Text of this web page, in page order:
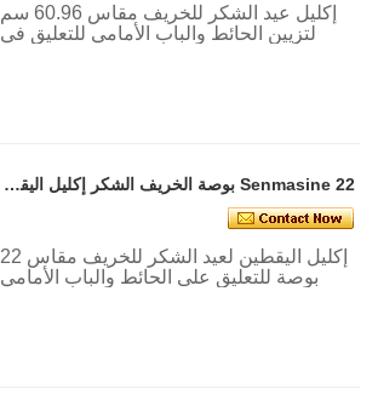
إكليل عيد الشكر للخريف مقاس 60.96 سم
لتزيين الحائط والباب الأمامي للتعليق في
Senmasine 22 بوصة الخريف الشكر إكليل اليقطين مع أوراق اصطناعية المخملية القرع الشريط الانحناء الخريف الحصاد ديكور
إكليل اليقطين لعيد الشكر للخريف مقاس 22
بوصة للتعليق على الحائط والباب الأمامي